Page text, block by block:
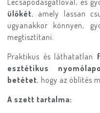
ülőkét, amely lassan
ugyanakkor könnyen,
megtisztítani.
Praktikus és láthatatlan
esztétikus
betétet, hogy az öblítés
A szett tartalma: